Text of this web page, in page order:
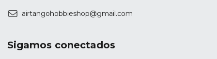
airtangohobbieshop@gmail.com
Sigamos conectados